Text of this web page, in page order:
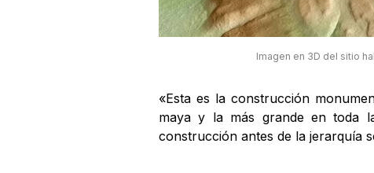
Imagen en 3D del sitio
«Esta es la construcción
maya y la más grande en toda
construcción antes de la jerarquía